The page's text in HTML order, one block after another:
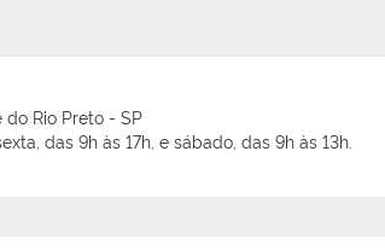
do Rio Preto - SP
das 9h às 17h, e sábado, das 9h às 13h.